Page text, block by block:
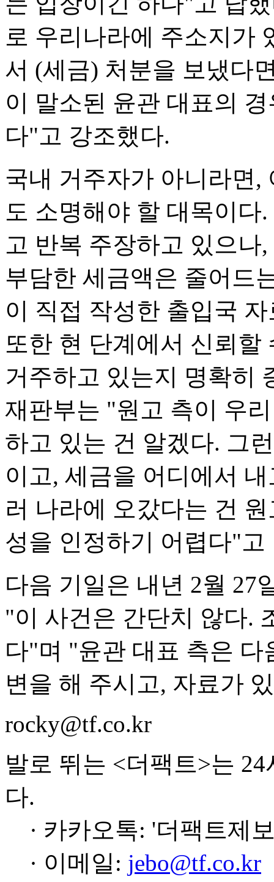
로 우리나라에 주소지가
서 (세금) 처분을 보냈다
이 말소된 윤관 대표의
다"고 강조했다.
국내 거주자가 아니라면,
도 소명해야 할 대목이다
고 반복 주장하고 있으나
부담한 세금액은 줄어드
이 직접 작성한 출입국
또한 현 단계에서 신뢰할
거주하고 있는지 명확히
재판부는 "원고 측이 우
하고 있는 건 알겠다. 그
이고, 세금을 어디에서
러 나라에 오갔다는 건
성을 인정하기 어렵다"고
다음 기일은 내년 2월 27
"이 사건은 간단치 않다.
다"며 "윤관 대표 측은
변을 해 주시고, 자료가
rocky@tf.co.kr
발로 뛰는 <더팩트>는
다.
· 카카오톡: '더팩트제
· 이메일: jebo@tf.co.kr